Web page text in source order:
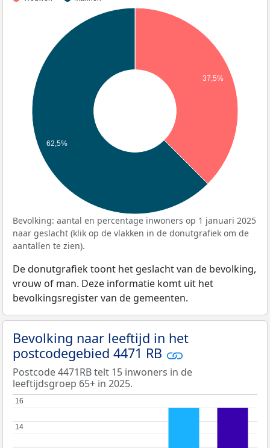
37,5%
62,5%
Bevolking: aantal en percentage inwoners op 1 januari 2025
naar geslacht (klik op de vlakken in de donutgrafiek om de
aantallen te zien).
De donutgrafiek toont het geslacht van de bevolking,
vrouw of man. Deze informatie komt uit het
bevolkingsregister van de gemeenten.
Bevolking naar leeftijd in het
postcodegebied 4471 RB
Postcode 4471RB telt 15 inwoners in de
leeftijdsgroep 65+ in 2025.
14
14
16
16